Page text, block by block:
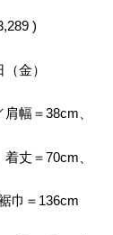
)
金）
幅＝38cm、
＝70cm、
＝136cm